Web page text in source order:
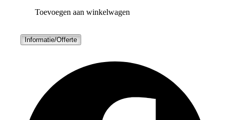
Toevoegen aan winkelwagen
Informatie/Offerte